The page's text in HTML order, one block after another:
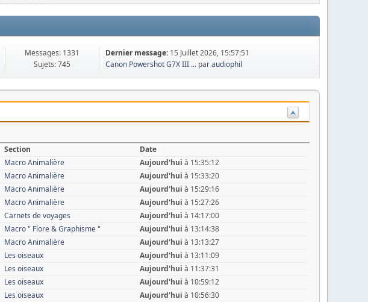
Messages: 1331
Sujets: 745
Dernier message: 15 Juillet 2026, 15:57:51
Canon Powershot G7X III ... paraudiophil
Section
Date
Macro Animalière Aujourd'hui à 15:35:12
Macro Animalière Aujourd'hui à 15:33:20
Macro Animalière Aujourd'hui à 15:29:16
Macro Animalière Aujourd'hui à 15:27:26
Carnets de voyages Aujourd'hui à 14:17:00
Macro " Flore & Graphisme " Aujourd'hui à 13:14:38
Macro Animalière Aujourd'hui à 13:13:27
Les oiseaux Aujourd'hui à 13:11:09
Les oiseaux Aujourd'hui à 11:37:31
Les oiseaux Aujourd'hui à 10:59:12
Les oiseaux Aujourd'hui à 10:56:30